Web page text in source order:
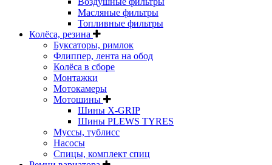
Масляные фильтры
Топливные фильтры
Колёса, резина
Буксаторы, римлок
Флиппер, лента на обод
Колёса в сборе
Монтажки
Мотокамеры
Мотошины
Шины X-GRIP
Шины PLEWS TYRES
Муссы, тублисс
Насосы
Спицы, комплект спиц